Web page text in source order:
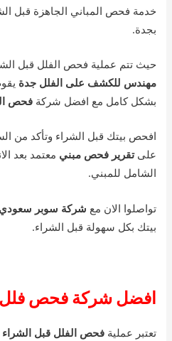
خدمة فحص المباني الجاهزة قبل
بجدة.
حيث تتم عملية فحص الفلل قبل
مهندس للكشف على الفلل جدة
بشكل كامل مع افضل شركة فحص
افحص بيتك قبل الشراء وتأكد من
علىتقرير فحص مبني معتمد بعد
الشامل للمبني.
تواصلوا الان مع شركة سوبر سعودي
بيتك بكل سهولة قبل الشراء.
افضل شركة فحص
تعتبر عمليةفحص الفلل قبل الشراء